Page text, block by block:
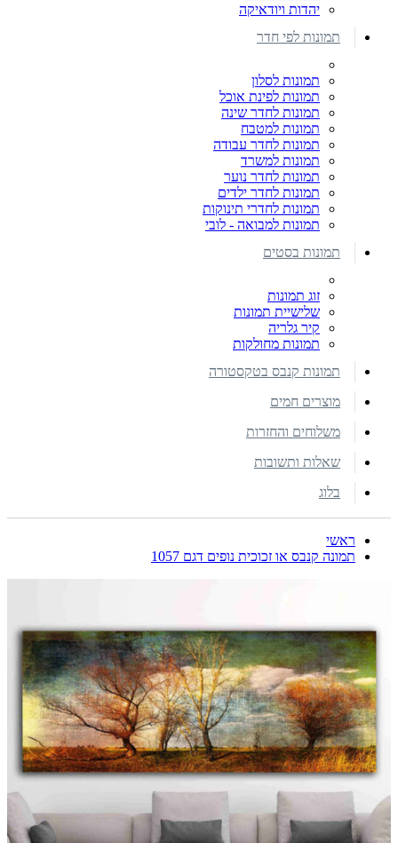
יהדות ויודאיקה
תמונות לפי חדר
תמונות לסלון
תמונות לפינת אוכל
תמונות לחדר שינה
תמונות למטבח
תמונות לחדר עבודה
תמונות למשרד
תמונות לחדר נוער
תמונות לחדר ילדים
תמונות לחדרי תינוקות
תמונות למבואה - לובי
תמונות בסטים
זוג תמונות
שלישיית תמונות
קיר גלריה
תמונות מחולקות
תמונות קנבס בטקסטורה
מוצרים חמים
משלוחים והחזרות
שאלות ותשובות
בלוג
ראשי
תמונה קנבס או זכוכית נופים דגם 1057